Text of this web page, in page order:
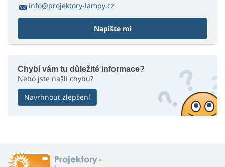
info@projektory-lampy.cz
Napište mi
Chybí vám tu důležité informace?
Nebo jste našli chybu?
Navrhnout zlepšení